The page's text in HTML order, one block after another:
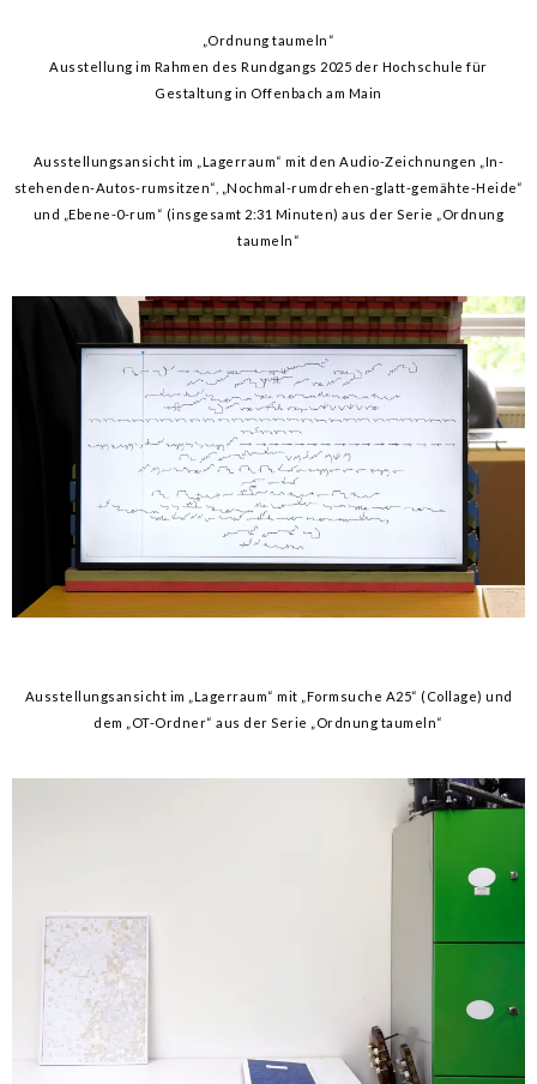
„Ordnung taumeln“
Ausstellung im Rahmen des Rundgangs 2025 der Hochschule für
Gestaltung in Offenbach am Main
Ausstellungsansicht im „Lagerraum“ mit den Audio-Zeichnungen „In-
stehenden-Autos-rumsitzen“, „Nochmal-rumdrehen-glatt-gemähte-Heide“
und „Ebene-0-rum“ (insgesamt 2:31 Minuten) aus der Serie „Ordnung
taumeln“
Ausstellungsansicht im „Lagerraum“ mit „Formsuche A25“ (Collage) und
dem „OT-Ordner“ aus der Serie „Ordnung taumeln“